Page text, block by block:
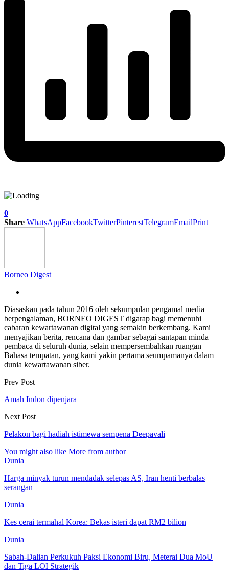
0
Share WhatsAppFacebookTwitterPinterestTelegramEmailPrint
Borneo Digest
Diasaskan pada tahun 2016 oleh sekumpulan pengamal media
berpengalaman, BORNEO DIGEST digarap bagi memenuhi
cabaran kewartawanan digital yang semakin berkembang. Kami
menyajikan berita, rencana dan gambar sebagai santapan minda
pembaca di seluruh dunia, selain mempersembahkan ruangan
Bahasa tempatan, yang kami yakin pertama seumpamanya dalam
dunia kewartawanan siber.
Prev Post
Amah Indon dipenjara
Next Post
Pelakon bagi hadiah istimewa sempena Deepavali
You might also like More from author
Dunia
Harga minyak turun mendadak selepas AS, Iran henti berbalas
serangan
Dunia
Kes cerai termahal Korea: Bekas isteri dapat RM2 bilion
Dunia
Sabah-Dalian Perkukuh Paksi Ekonomi Biru, Meterai Dua MoU
dan Tiga LOI Strategik